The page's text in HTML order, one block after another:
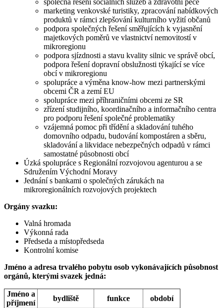
marketing venkovské turistiky, zpracování nabídkových
produktů v rámci zlepšování kulturního vyžití občanů
podpora společných řešení směřujících k vyjasnění
majetkových poměrů ve vlastnictví nemovitostí v
mikroregionu
podpora sjízdnosti a stavu kvality silnic ve správě obcí,
podpora řešení dopravní obslužnosti týkající se více
obcí v mikroregionu
spolupráce a výměna know-how mezi partnerskými
obcemi ČR a zemí EU
spolupráce mezi příhraničními obcemi ze SR
zřízení studijního, koordinačního a informačního centra
pro podporu řešení společné problematiky
vzájemná pomoc při třídění a skladování tuhého
domovního odpadu, budování kompostáren a sběru,
skladování a likvidace nebezpečných odpadů v rámci
samostatné působnosti obcí
Úzká spolupráce s Regionální rozvojovou agenturou a se
Sdružením Východní Moravy
Jednání s bankami o společných zárukách na
mikroregionálních rozvojových projektech
Orgány svazku:
Valná hromada
Výkonná rada
Předseda a místopředseda
Kontrolní komise
Jméno a adresa trvalého pobytu osob vykonávajících působnost
orgánů, kterými svazek jedná:
Jméno a
příjmení
bydliště funkce
období